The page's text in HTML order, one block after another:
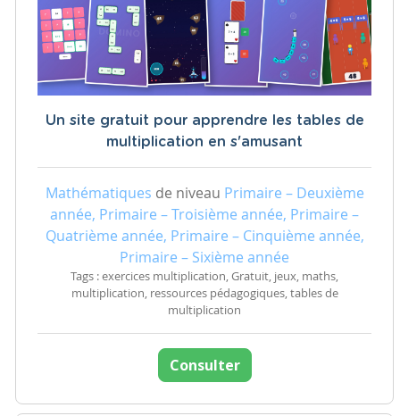
Un site gratuit pour apprendre les tables de
multiplication en s'amusant
Mathématiques de niveau Primaire – Deuxième
année, Primaire – Troisième année, Primaire –
Quatrième année, Primaire – Cinquième année,
Primaire – Sixième année
Tags : exercices multiplication, Gratuit, jeux, maths,
multiplication, ressources pédagogiques, tables de
multiplication
Consulter